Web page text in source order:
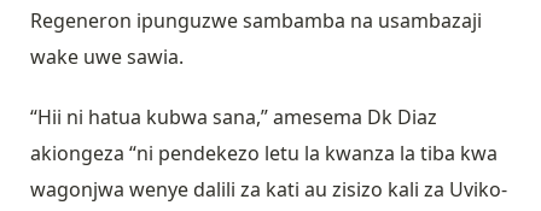
Regeneron ipunguzwe sambamba na usambazaji
wake uwe sawia.
“Hii ni hatua kubwa sana,” amesema Dk Diaz
akiongeza “ni pendekezo letu la kwanza la tiba kwa
wagonjwa wenye dalili za kati au zisizo kali za Uviko-